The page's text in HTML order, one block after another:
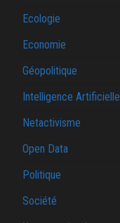
Ecologie
Economie
Géopolitique
Intelligence Artificielle
Netactivisme
Open Data
Politique
Société